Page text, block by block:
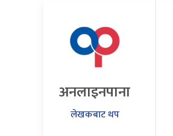
अनलाइनपाना
लेखकबाट थप